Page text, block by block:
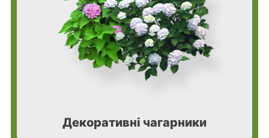
Декоративні чагарники